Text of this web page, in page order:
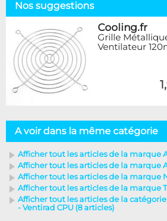
Nos suggestions
Cooling.fr
Grille
Ventilateur
A voir dans la même catégorie
Afficher tout les articles de la marque
Afficher tout les articles de la marque
Afficher tout les articles de la marque
Afficher tout les articles de la marque
Afficher tout les articles de la
- Ventirad CPU (8 articles)